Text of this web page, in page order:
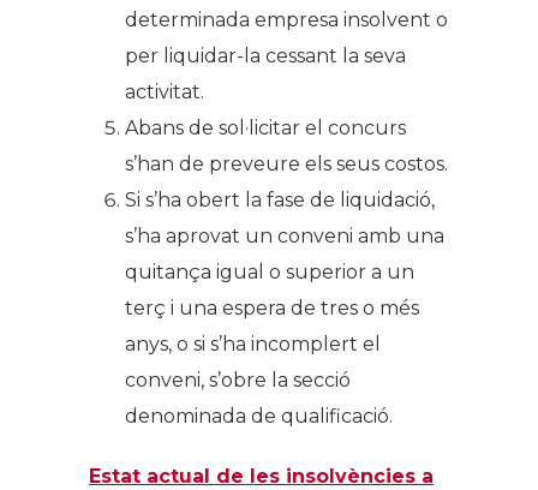
determinada empresa insolvent o
per liquidar-la cessant la seva
activitat.
Abans de sol·licitar el concurs
s’han de preveure els seus costos.
Si s’ha obert la fase de liquidació,
s’ha aprovat un conveni amb una
quitança igual o superior a un
terç i una espera de tres o més
anys, o si s’ha incomplert el
conveni, s’obre la secció
denominada de qualificació.
Estat actual de les insolvències a